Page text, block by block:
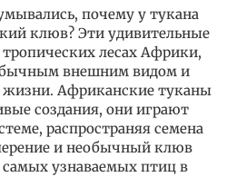
почему у тукана
клюв? Эти удивительные
лесах Африки,
внешним видом и
Африканские туканы
создания, они играют
распространяя семена
и необычный клюв
узнаваемых птиц в